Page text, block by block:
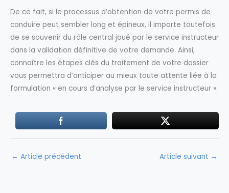
De ce fait, si le processus d’obtention de votre permis de
conduire peut sembler long et épineux, il importe toutefois
de se souvenir du rôle central joué par le service instructeur
dans la validation définitive de votre demande. Ainsi,
connaître les étapes clés du traitement de votre dossier
vous permettra d’anticiper au mieux toute attente liée à la
formulation « en cours d’analyse par le service instructeur ».
← Article précédent Article suivant →